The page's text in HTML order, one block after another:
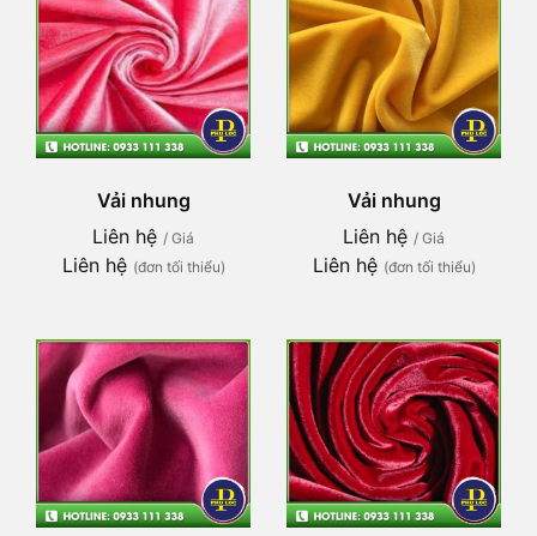
Vải nhung
Liên hệ / Giá
Liên hệ (đơn tối thiểu)
Vải nhung
Liên hệ / Giá
Liên hệ (đơn tối thiểu)